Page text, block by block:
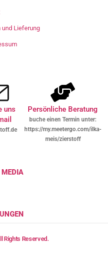
Lieferung
uns
Persönliche Beratung
buche einen Termin unter:
https://my.meetergo.com/ilka-
meis/zierstoff
Rights Reserved.